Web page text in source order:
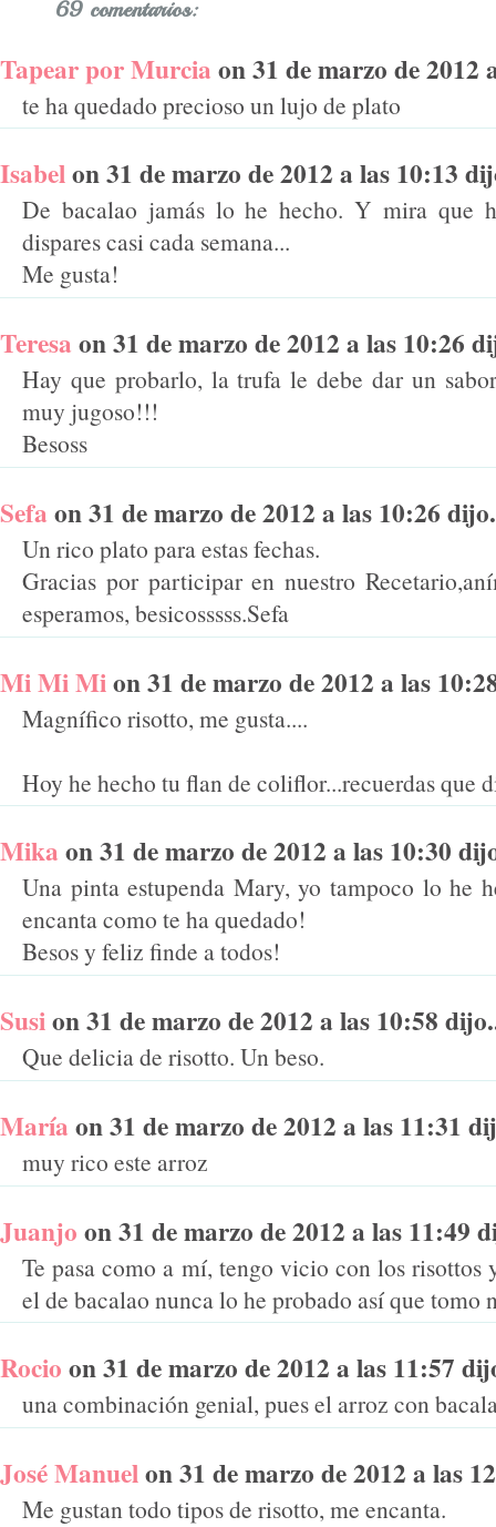
69 comentarios:
Tapear por Murcia on 31 de marzo de 2012
te ha quedado precioso un lujo de plato
Isabelon 31 de marzo de 2012 a las 10:13
De bacalao jamás lo he hecho. Y mira que
dispares casi cada semana...
Me gusta!
Teresa on 31 de marzo de 2012 a las 10:26
Hay que probarlo, la trufa le debe dar un
muy jugoso!!!
Besoss
Sefa on 31 de marzo de 2012 a las 10:26
Un rico plato para estas fechas.
Gracias por participar en nuestro
esperamos, besicosssss.Sefa
Mi Mi Mion 31 de marzo de 2012 a las
Magnífico risotto, me gusta....
Hoy he hecho tu flan de coliflor...recuerdas que
Mika on 31 de marzo de 2012 a las 10:30
Una pinta estupenda Mary, yo tampoco lo he
encanta como te ha quedado!
Besos y feliz finde a todos!
Susion 31 de marzo de 2012 a las 10:58
Que delicia de risotto. Un beso.
María on 31 de marzo de 2012 a las 11:31
muy rico este arroz
Juanjo on 31 de marzo de 2012 a las 11:49
Te pasa como a mí, tengo vicio con los
el de bacalao nunca lo he probado así que tomo
Rocio on 31 de marzo de 2012 a las 11:57
una combinación genial, pues el arroz con
José Manuelon 31 de marzo de 2012 a las
Me gustan todo tipos de risotto, me encanta.